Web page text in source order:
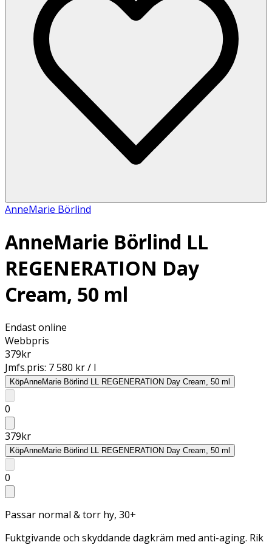
AnneMarie Börlind
AnneMarie Börlind LL
REGENERATION Day
Cream, 50 ml
Endast online
Webbpris
379kr
Jmfs.pris: 7 580 kr / l
KöpAnneMarie Börlind LL REGENERATION Day Cream, 50 ml
0
379kr
KöpAnneMarie Börlind LL REGENERATION Day Cream, 50 ml
0
Passar normal & torr hy, 30+
Fuktgivande och skyddande dagkräm med anti-aging. Rik